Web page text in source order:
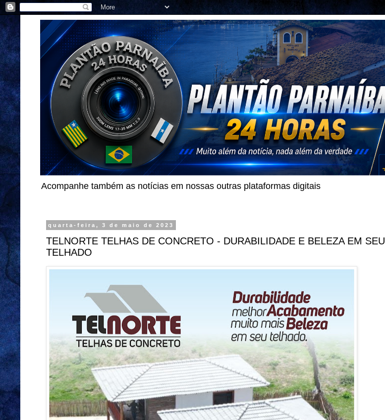
Acompanhe também as notícias em nossas outras plataformas digitais
quarta-feira, 3 de maio de 2023
TELNORTE TELHAS DE CONCRETO - DURABILIDADE E BELEZA EM SEU
TELHADO